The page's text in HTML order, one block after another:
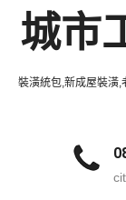
城市
裝潢統包,新成屋裝潢,